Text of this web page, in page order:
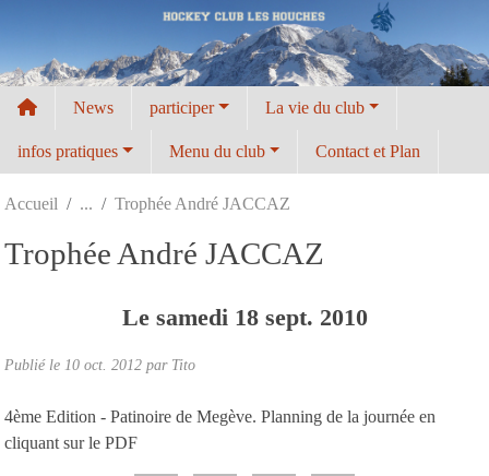
News participer La vie du club
infos pratiques Menu du club Contact et Plan
Accueil Trophée André JACCAZ
Trophée André JACCAZ
Le samedi 18 sept. 2010
Publié le 10 oct. 2012 par Tito
4ème Edition - Patinoire de Megève. Planning de la journée en
cliquant sur le PDF
Panneau de gestion des cookies